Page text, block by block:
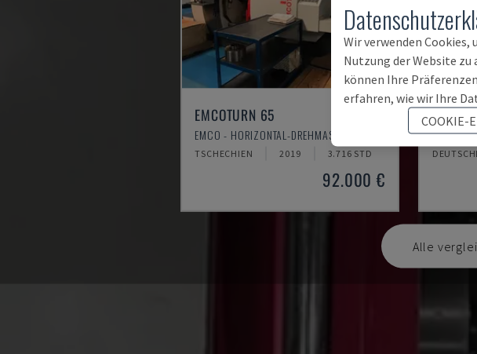
EMCOTURN 65
EMCO - HORIZONTAL-DREHMASCHINE
TSCHECHIEN 2019 3.716 STD
92.000 €
EMCO -
Alle
Wir verwenden Cookies,
Nutzung der Website zu
können Ihre
erfahren, wie wir Ihre
COOKIE-